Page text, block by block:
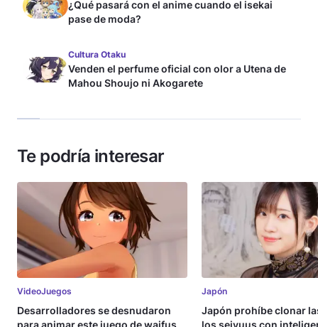
¿Qué pasará con el anime cuando el isekai
pase de moda?
Cultura Otaku
Venden el perfume oficial con olor a Utena de
Mahou Shoujo ni Akogarete
Te podría interesar
VideoJuegos
Desarrolladores se desnudaron
para animar este juego de waifus
Japón
Japón prohíbe clonar
los seiyuus con